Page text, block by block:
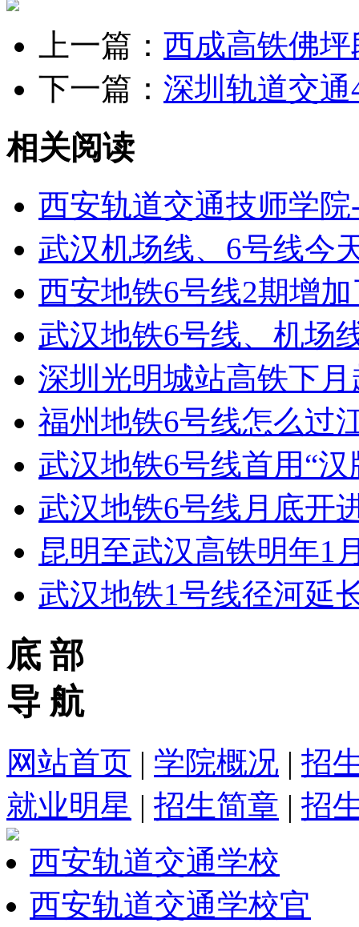
上一篇： 西成高铁佛
下一篇： 深圳轨道交
相关阅读
西安轨道交通技师学
武汉机场线、6号线今
西安地铁6号线2期增
武汉地铁6号线、机场
深圳光明城站高铁下
福州地铁6号线怎么过
武汉地铁6号线首用“汉
武汉地铁6号线月底开
昆明至武汉高铁明年1
武汉地铁1号线径河延
底 部
导 航
网站首页 | 学院概况 | 招
就业明星 | 招生简章 | 招
西安轨道交通学校
西安轨道交通学校官